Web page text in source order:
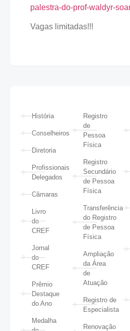
palestra-do-prof-waldyr-
Vagas limitadas!!!
História
Conselheiros
Diretoria
Profissionais
Delegados
Câmaras
Livro
do
CREF
Jornal
do
CREF
Prêmio
Destaque
do Ano
Medalha
Registro
de
Pessoa
Física
Registro
Secundário
de Pessoa
Física
Transferência
do Registro
de Pessoa
Física
Ampliação
da Área
de
Atuação
Registro de
Especialista
Renovação